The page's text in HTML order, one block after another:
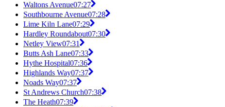
Waltons Avenue07:27
Southbourne Avenue07:28
Lime Kiln Lane07:29
Hardley Roundabout07:30
Netley View07:31
Butts Ash Lane07:33
Hythe Hospital07:36
Highlands Way07:37
Noads Way07:37
St Andrews Church07:38
The Heath07:39